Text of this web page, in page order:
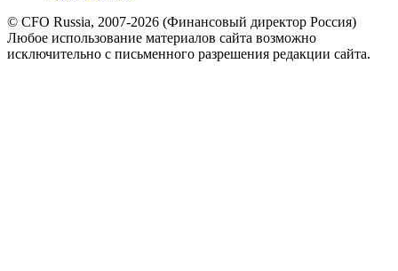
© CFO Russia, 2007-2026 (Финансовый директор Россия)
Любое использование материалов сайта возможно
исключительно с письменного разрешения редакции сайта.